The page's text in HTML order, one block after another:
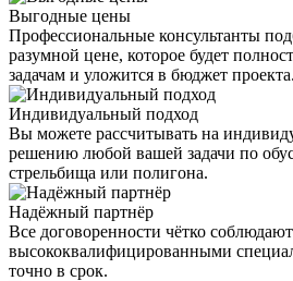
Выгодные цены
Профессиональные консультанты
разумной цене, которое будет
задачам и уложится в бюджет проекта.
Индивидуальный подход
Вы можете рассчитывать на
решению любой вашей задачи по
стрельбища или полигона.
Надёжный партнёр
Все договоренности чётко
высококвалифицированными
точно в срок.